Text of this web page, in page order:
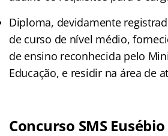
Diploma, devidamente
de curso de nível médio,
de ensino reconhecida pelo
Educação, e residir na área de
Concurso SMS Eusébio